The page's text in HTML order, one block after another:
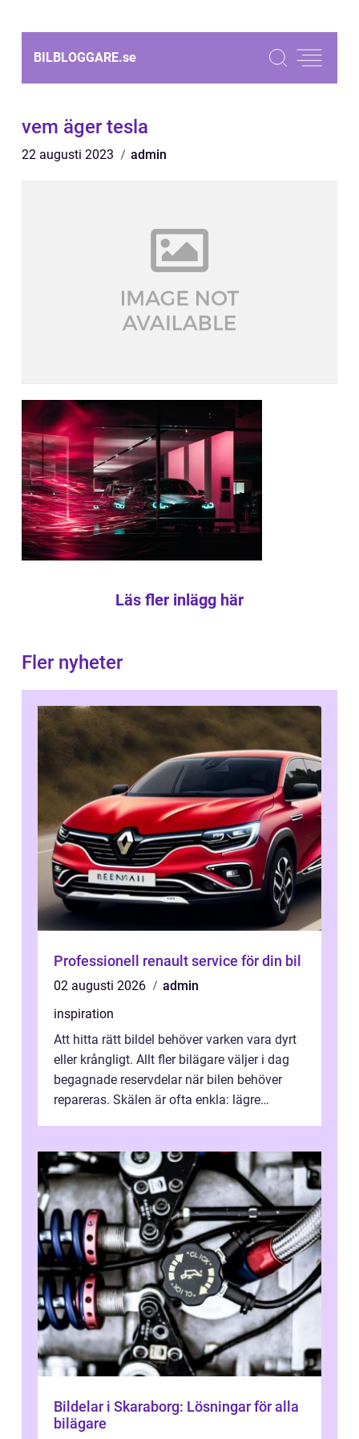
BILBLOGGARE.se
vem äger tesla
22 augusti 2023 admin
Läs fler inlägg här
Fler nyheter
Professionell renault service för din bil
02 augusti 2026
admin
inspiration
Att hitta rätt bildel behöver varken vara dyrt
eller krångligt. Allt fler bilägare väljer i dag
begagnade reservdelar när bilen behöver
repareras. Skälen är ofta enkla: lägre
Bildelar i Skaraborg: Lösningar för alla
bilägare